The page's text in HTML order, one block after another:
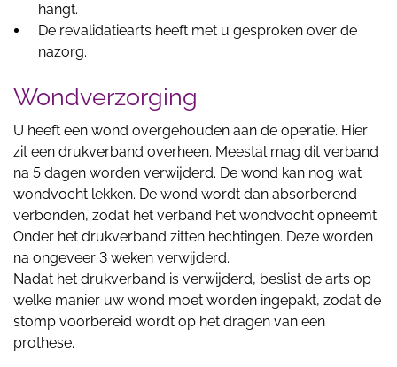
hangt.
De revalidatiearts heeft met u gesproken over de
nazorg.
Wondverzorging
U heeft een wond overgehouden aan de operatie. Hier
zit een drukverband overheen. Meestal mag dit verband
na 5 dagen worden verwijderd. De wond kan nog wat
wondvocht lekken. De wond wordt dan absorberend
verbonden, zodat het verband het wondvocht opneemt.
Onder het drukverband zitten hechtingen. Deze worden
na ongeveer 3 weken verwijderd.
Nadat het drukverband is verwijderd, beslist de arts op
welke manier uw wond moet worden ingepakt, zodat de
stomp voorbereid wordt op het dragen van een
prothese.